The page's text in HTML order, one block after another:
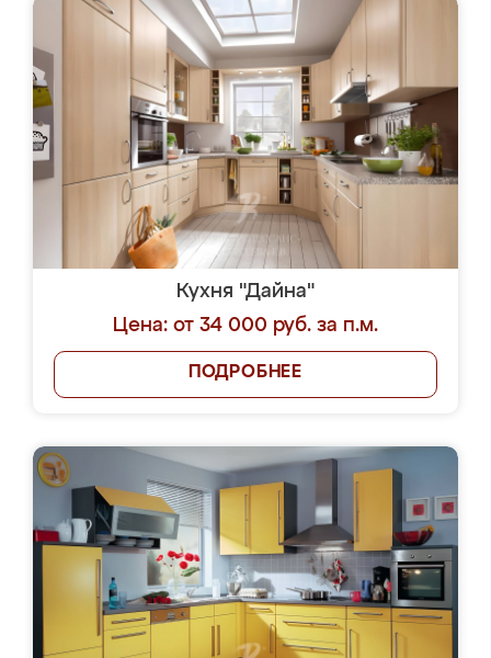
Кухня "Дайна"
Цена: от 34 000 руб. за п.м.
ПОДРОБНЕЕ